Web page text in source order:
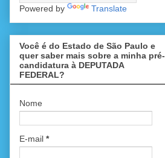
Powered by Translate
Você é do Estado de São Paulo e
quer saber mais sobre a minha pré-
candidatura à DEPUTADA
FEDERAL?
Nome
E-mail *